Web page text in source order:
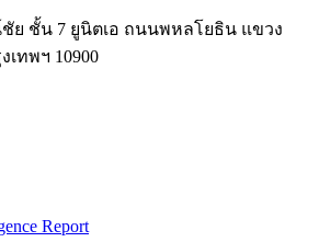
ย ชั้น 7 ยูนิตเอ ถนนพหลโยธิน แขวง
เทพฯ 10900
Report